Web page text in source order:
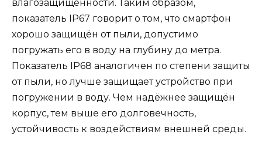
влагозащищённости. Таким образом,
показатель IP67 говорит о том, что смартфон
хорошо защищён от пыли, допустимо
погружать его в воду на глубину до метра.
Показатель IP68 аналогичен по степени защиты
от пыли, но лучше защищает устройство при
погружении в воду. Чем надёжнее защищён
корпус, тем выше его долговечность,
устойчивость к воздействиям внешней среды.